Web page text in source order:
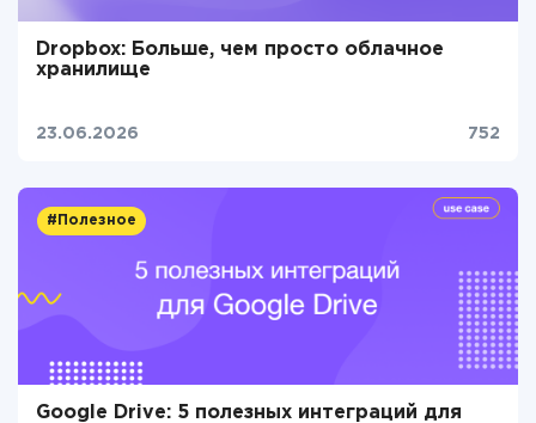
Dropbox: Больше, чем просто облачное
хранилище
23.06.2026 752
#Полезное
Google Drive: 5 полезных интеграций для